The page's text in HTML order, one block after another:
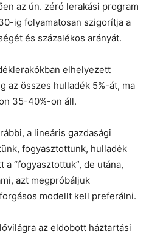
az ún. zéró lerakási program
ig folyamatosan szigorítja a
és százalékos arányát.
elhelyezett
az összes hulladék 5%-át, ma
35-40%-on áll.
a lineáris gazdasági
fogyasztottunk, hulladék
“fogyasztottuk”, de utána,
azt megpróbáljuk
modellt kell preferálni.
az eldobott háztartási